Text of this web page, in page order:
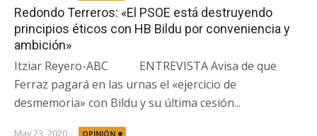
Redondo Terreros: «El PSOE está destruyendo
principios éticos con HB Bildu por conveniencia y
ambición»
Itziar Reyero-ABC ENTREVISTA Avisa de que
Ferraz pagará en las urnas el «ejercicio de
desmemoria» con Bildu y su última cesión...
May 23, 2020 OPINIÓN